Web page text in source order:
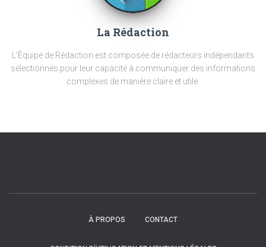
La Rédaction
L'Équipe de Rédaction est composée de rédacteurs indépendants
sélectionnés pour leur capacité à communiquer des informations
complexes de manière claire et utile.
À PROPOS CONTACT